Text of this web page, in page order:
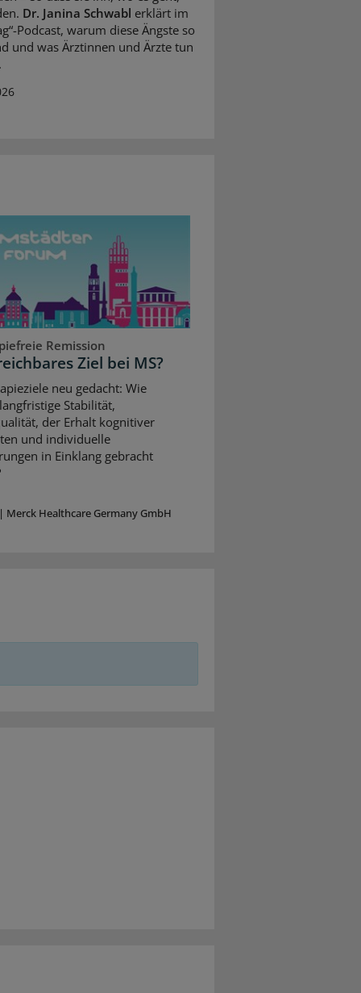
Dr. Janina Schwabl erklärt im
Podcast, warum diese Ängste so
und was Ärztinnen und Ärzte tun
Remission
Ziel bei MS?
neu gedacht: Wie
Stabilität,
der Erhalt kognitiver
und individuelle
in Einklang gebracht
Merck Healthcare Germany GmbH